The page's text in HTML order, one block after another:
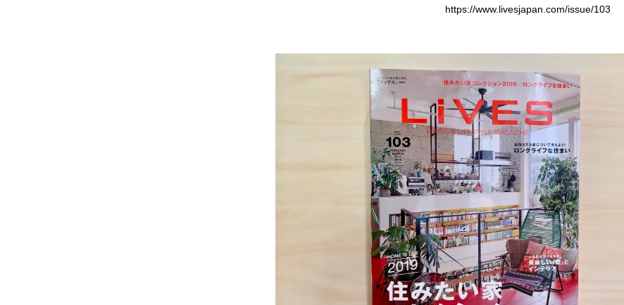
https://www.livesjapan.com/issue/103